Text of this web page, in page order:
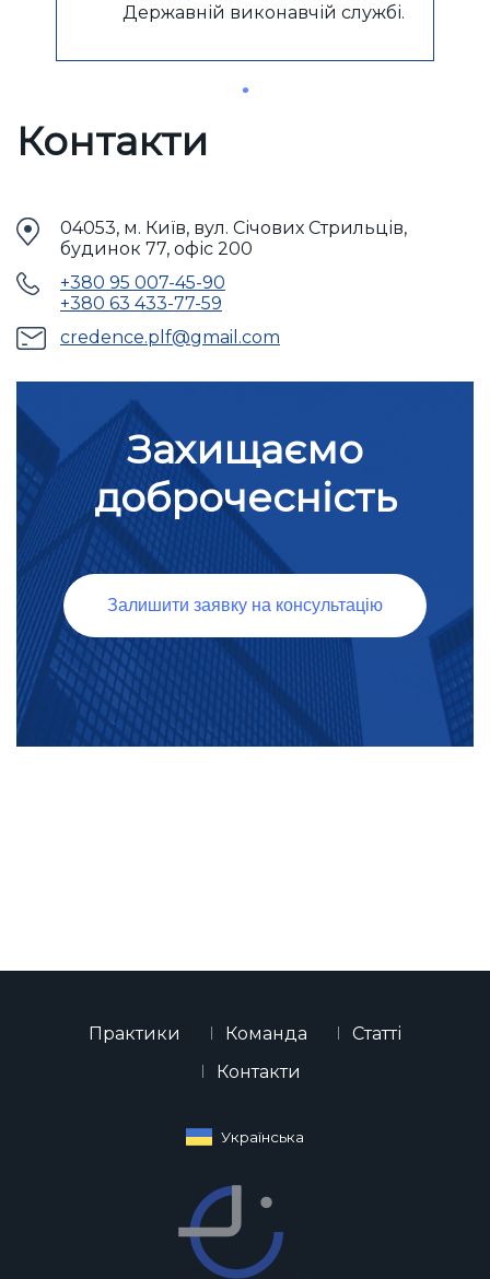
Державній виконавчій службі.
Контакти
04053, м. Київ, вул. Січових Стрильців,
будинок 77, офіс 200
+380 95 007-45-90
+380 63 433-77-59
credence.plf@gmail.com
Захищаємо
доброчесність
Залишити заявку на консультацію
Практики Команда
Статті
Контакти
Українська